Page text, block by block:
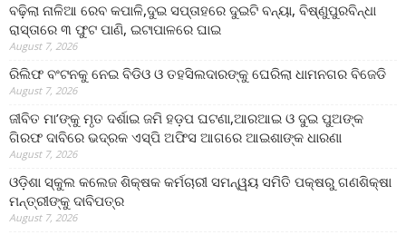
ବଢ଼ିଲା ନାଳିଆ ରେବ କପାଳି,ଦୁଇ ସପ୍ତାହରେ ଦୁଇଟି ବନ୍ୟା, ବିଷ୍ଣୁପୁରବିନ୍ଧା
ରାସ୍ତାରେ ୩ ଫୁଟ ପାଣି, ଇଟାପାଳରେ ଘାଇ
August 7, 2026
ରିଲିଫ ବଂଟନକୁ ନେଇ ବିଡିଓ ଓ ତହସିଲଦାରଙ୍କୁ ଘେରିଲା ଧାମନଗର ବିଜେଡି
August 7, 2026
ଜୀବିତ ମା’ଙ୍କୁ ମୃତ ଦର୍ଶାଇ ଜମି ହଡ଼ପ ଘଟଣା,ଆରଆଇ ଓ ଦୁଇ ପୁଅଙ୍କ
ଗିରଫ ଦାବିରେ ଭଦ୍ରକ ଏସ୍‌ପି ଅଫିସ ଆଗରେ ଆଇଶାଙ୍କ ଧାରଣା
August 7, 2026
ଓଡ଼ିଶା ସ୍କୁଲ କଲେଜ ଶିକ୍ଷକ କର୍ମଚାରୀ ସମନ୍ୱୟ ସମିତି ପକ୍ଷରୁ ଗଣଶିକ୍ଷା
ମନ୍ତ୍ରୀଙ୍କୁ ଦାବିପତ୍ର
August 7, 2026